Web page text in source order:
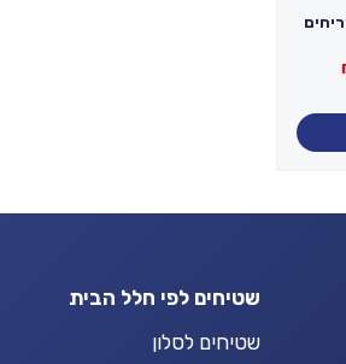
- אריחים
שטיחים לפי חלל הבית
שטיחים לסלון